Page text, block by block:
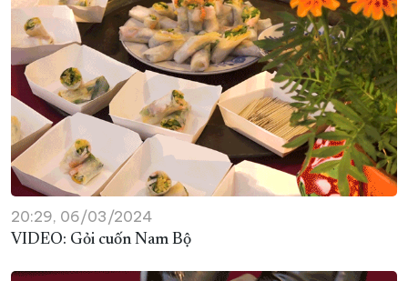
20:29, 06/03/2024
VIDEO: Gỏi cuốn Nam Bộ